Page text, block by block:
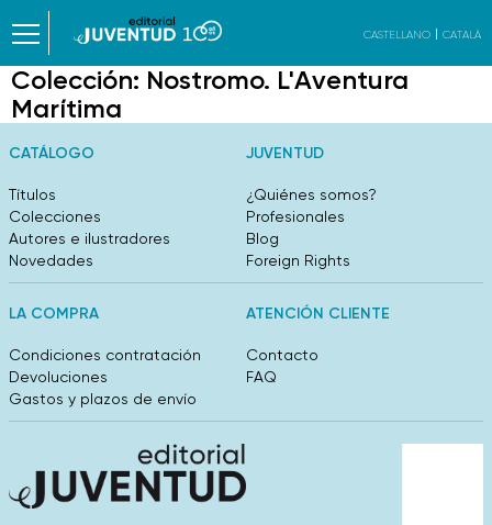
CASTELLANO CATALÀ
Colección: Nostromo. L'Aventura
Marítima
CATÁLOGO
Títulos
Colecciones
Autores e ilustradores
Novedades
JUVENTUD
¿Quiénes somos?
Profesionales
Blog
Foreign Rights
LA COMPRA
Condiciones contratación
Devoluciones
Gastos y plazos de envío
ATENCIÓN CLIENTE
Contacto
FAQ